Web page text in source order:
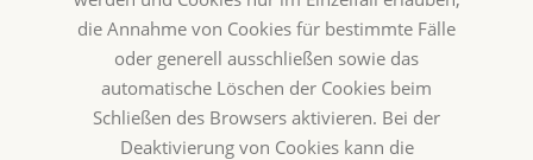
die Annahme von Cookies für bestimmte Fälle
oder generell ausschließen sowie das
automatische Löschen der Cookies beim
Schließen des Browsers aktivieren. Bei der
Deaktivierung von Cookies kann die